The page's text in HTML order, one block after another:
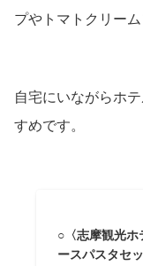
プやトマトクリー
自宅にいながらホ
すめです。
○〈志摩観光ホ
ースパスタセ